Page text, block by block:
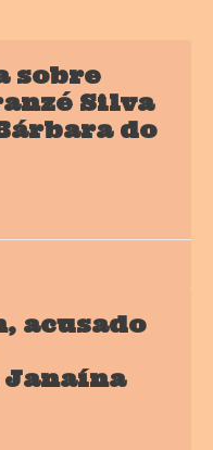
sobre
Silva
do
acusado
Janaína